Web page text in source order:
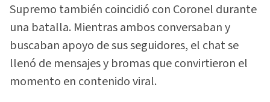
Supremo también coincidió con Coronel durante
una batalla. Mientras ambos conversaban y
buscaban apoyo de sus seguidores, el chat se
llenó de mensajes y bromas que convirtieron el
momento en contenido viral.